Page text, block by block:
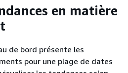
en matière
de bord présente les
pour une plage de dates